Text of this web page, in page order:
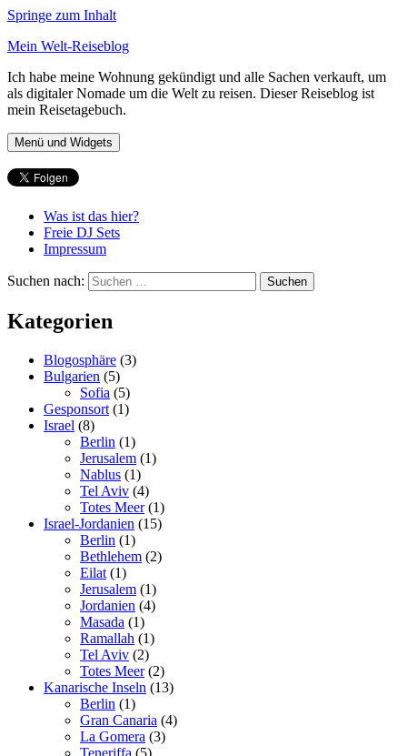
Springe zum Inhalt
Mein Welt-Reiseblog
Ich habe meine Wohnung gekündigt und alle Sachen verkauft, um
als digitaler Nomade um die Welt zu reisen. Dieser Reiseblog ist
mein Reisetagebuch.
Menü und Widgets
Was ist das hier?
Freie DJ Sets
Impressum
Suchen nach:
Kategorien
Blogosphäre (3)
Bulgarien (5)
Sofia (5)
Gesponsort (1)
Israel (8)
Berlin (1)
Jerusalem (1)
Nablus (1)
Tel Aviv (4)
Totes Meer(1)
Israel-Jordanien (15)
Berlin (1)
Bethlehem (2)
Eilat (1)
Jerusalem (1)
Jordanien (4)
Masada (1)
Ramallah (1)
Tel Aviv (2)
Totes Meer(2)
Kanarische Inseln (13)
Berlin (1)
Gran Canaria (4)
La Gomera (3)
Teneriffa (5)